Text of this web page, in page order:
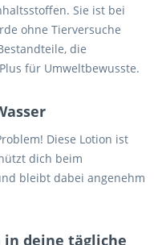
Sie ist bei
ohne Tierversuche
die
für Umweltbewusste.
Diese Lotion ist
dich beim
bleibt dabei angenehm
deine tägliche